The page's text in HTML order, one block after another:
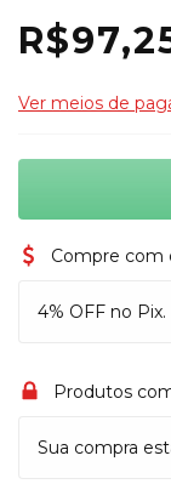
Ver meios de
Compre com
4% OFF no Pix.
Produtos
Sua compra